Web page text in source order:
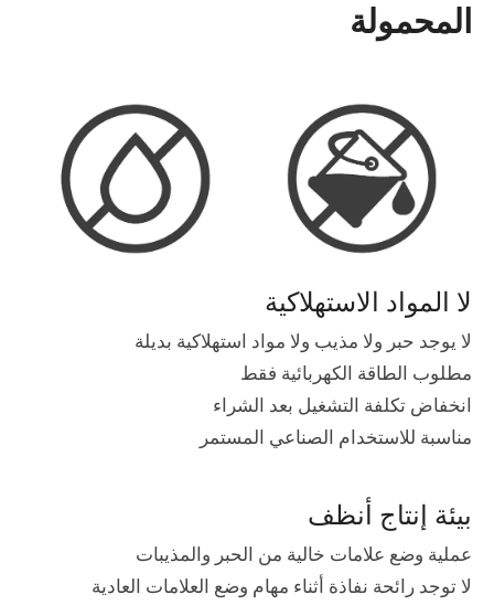
المحمولة
لا المواد الاستهلاكية
لا يوجد حبر ولا مذيب ولا مواد استهلاكية بديلة
مطلوب الطاقة الكهربائية فقط
انخفاض تكلفة التشغيل بعد الشراء
مناسبة للاستخدام الصناعي المستمر
بيئة إنتاج أنظف
عملية وضع علامات خالية من الحبر والمذيبات
لا توجد رائحة نفاذة أثناء مهام وضع العلامات العادية